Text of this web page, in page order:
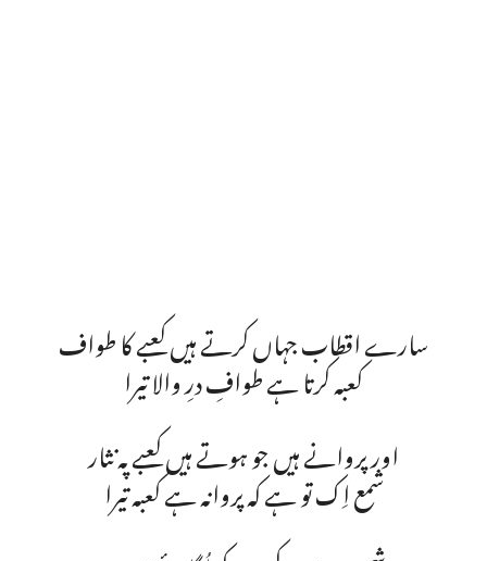
سارے اقطاب جہاں کرتے ہیں کعبے کا طواف
کعبہ کرتا ہے طوافِ درِ والا تیرا
اور پروانے ہیں جو ہوتے ہیں کعبے پہ نثار
شمع اِک تو ہے کہ پروانہ ہے کعبہ تیرا